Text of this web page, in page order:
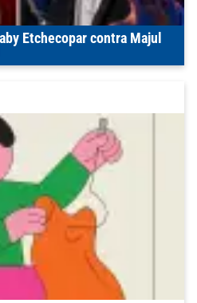
Etchecopar contra Majul